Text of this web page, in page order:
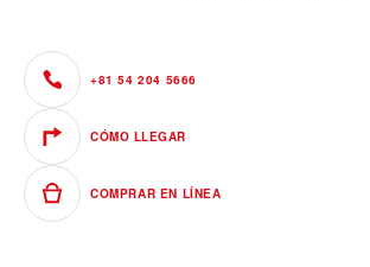
+81 54 204 5666
CÓMO LLEGAR
COMPRAR EN LÍNEA